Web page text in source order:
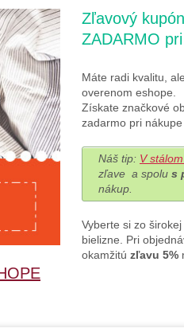
Zľavový
ZADARMO
Máte radi kvalitu,
overenom eshope.
Získate značkové
zadarmo pri nákupe
Náš tip: V
zľave a spolu s
nákup.
Vyberte si zo
bielizne. Pri
okamžitú zľavu 5%